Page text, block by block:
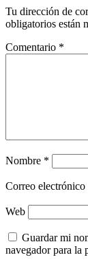
Tu dirección de
obligatorios están
Comentario *
Nombre *
Correo electrónico
Web
Guardar mi
navegador para la